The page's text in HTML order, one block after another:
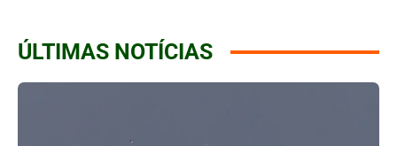
ÚLTIMAS NOTÍCIAS